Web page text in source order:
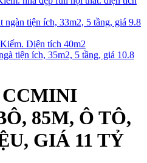
ngàn tiện ích, 33m2, 5 tầng, giá 9.8
Diện tích 40m2
tiện ích, 35m2, 5 tầng, giá 10.8
85M, Ô TÔ,
GIÁ 11 TỶ